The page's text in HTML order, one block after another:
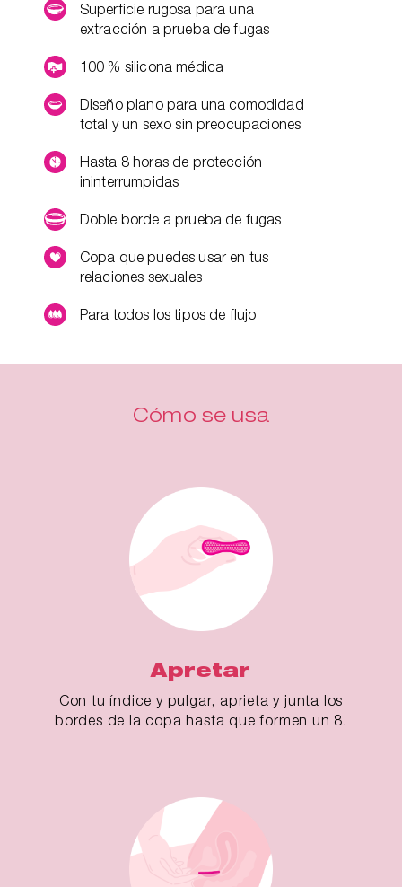
Superficie rugosa para una
extracción a prueba de fugas
100 % silicona médica
Diseño plano para una comodidad
total y un sexo sin preocupaciones
Hasta 8 horas de protección
ininterrumpidas
Doble borde a prueba de fugas
Copa que puedes usar en tus
relaciones sexuales
Para todos los tipos de flujo
Cómo se usa
Apretar
Con tu índice y pulgar, aprieta y junta los
bordes de la copa hasta que formen un 8.